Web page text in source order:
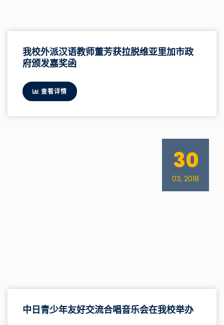
我校外派汉语教师董芳获拉脱维亚里加市政
府颁发嘉奖函
查看详情
30
03, 2018
中日青少年友好交流合唱音乐会在我校举办